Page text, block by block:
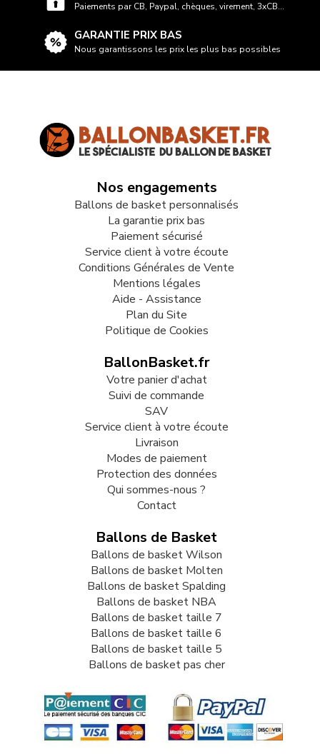
Paiements par CB, Paypal, chèques, virement, 3xCB...
GARANTIE PRIX BAS
Nous garantissons les prix les plus bas possibles
Nos engagements
Ballons de basket personnalisés
La garantie prix bas
Paiement sécurisé
Service client à votre écoute
Conditions Générales de Vente
Mentions légales
Aide - Assistance
Plan du Site
Politique de Cookies
BallonBasket.fr
Votre panier d'achat
Suivi de commande
SAV
Service client à votre écoute
Livraison
Modes de paiement
Protection des données
Qui sommes-nous ?
Contact
Ballons de Basket
Ballons de basket Wilson
Ballons de basket Molten
Ballons de basket Spalding
Ballons de basket NBA
Ballons de basket taille 7
Ballons de basket taille 6
Ballons de basket taille 5
Ballons de basket pas cher